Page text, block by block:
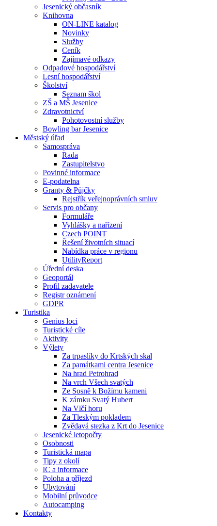
Jesenický občasník
Knihovna
ON-LINE katalog
Novinky
Služby
Ceník
Zajímavé odkazy
Odpadové hospodářství
Lesní hospodářství
Školství
Seznam škol
ZŠ a MŠ Jesenice
Zdravotnictví
Pohotovostní služby
Bowling bar Jesenice
Městský úřad
Samospráva
Rada
Zastupitelstvo
Povinné informace
E-podatelna
Granty & Půjčky
Rejstřík veřejnoprávních smluv
Servis pro občany
Formuláře
Vyhlášky a nařízení
Czech POINT
Řešení životních situací
Nabídka práce v regionu
UtilityReport
Úřední deska
Geoportál
Profil zadavatele
Registr oznámení
GDPR
Turistika
Genius loci
Turistické cíle
Aktivity
Výlety
Za trpaslíky do Krtských skal
Za památkami centra Jesenice
Na hrad Petrohrad
Na vrch Všech svatých
Ze Sosně k Božímu kameni
K zámku Svatý Hubert
Na Vlčí horu
Za Tleským pokladem
Zvědavá stezka z Krt do Jesenice
Jesenické letopočty
Osobnosti
Turistická mapa
Tipy z okolí
IC a informace
Poloha a příjezd
Ubytování
Mobilní průvodce
Autocamping
Kontakty